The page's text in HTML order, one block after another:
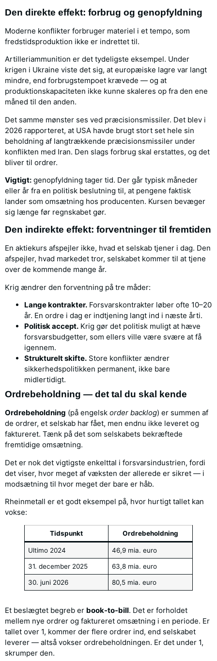
Den direkte effekt: forbrug og genopfyldning
Moderne konflikter forbruger materiel i et tempo, som
fredstidsproduktion ikke er indrettet til.
Artilleriammunition er det tydeligste eksempel. Under
krigen i Ukraine viste det sig, at europæiske lagre var langt
mindre, end forbrugstempoet krævede — og at
produktionskapaciteten ikke kunne skaleres op fra den ene
måned til den anden.
Det samme mønster ses ved præcisionsmissiler. Det blev i
2026 rapporteret, at USA havde brugt stort set hele sin
beholdning af langtrækkende præcisionsmissiler under
konflikten med Iran. Den slags forbrug skal erstattes, og det
bliver til ordrer.
Vigtigt: genopfyldning tager tid. Der går typisk måneder
eller år fra en politisk beslutning til, at pengene faktisk
lander som omsætning hos producenten. Kursen bevæger
sig længe før regnskabet gør.
Den indirekte effekt: forventninger til fremtiden
En aktiekurs afspejler ikke, hvad et selskab tjener i dag. Den
afspejler, hvad markedet tror, selskabet kommer til at tjene
over de kommende mange år.
Krig ændrer den forventning på tre måder:
Lange kontrakter. Forsvarskontrakter løber ofte 10–20
år. En ordre i dag er indtjening langt ind i næste årti.
Politisk accept. Krig gør det politisk muligt at hæve
forsvarsbudgetter, som ellers ville være svære at få
igennem.
Strukturelt skifte. Store konflikter ændrer
sikkerhedspolitikken permanent, ikke bare
midlertidigt.
Ordrebeholdning — det tal du skal kende
Ordrebeholdning (på engelsk order backlog) er summen af
de ordrer, et selskab har fået, men endnu ikke leveret og
faktureret. Tænk på det som selskabets bekræftede
fremtidige omsætning.
Det er nok det vigtigste enkelttal i forsvarsindustrien, fordi
det viser, hvor meget af væksten der allerede er sikret — i
modsætning til hvor meget der bare er håb.
Rheinmetall er et godt eksempel på, hvor hurtigt tallet kan
vokse:
Tidspunkt Ordrebeholdning
Ultimo 2024 46,9 mia. euro
31. december 2025 63,8 mia. euro
30. juni 2026 80,5 mia. euro
Et beslægtet begreb er book-to-bill. Det er forholdet
mellem nye ordrer og faktureret omsætning i en periode. Er
tallet over 1, kommer der flere ordrer ind, end selskabet
leverer — altså vokser ordrebeholdningen. Er det under 1,
skrumper den.